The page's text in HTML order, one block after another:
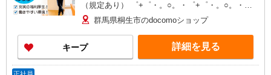
（規定あり） ゜+゜・。○。・゜+゜・。○。・゜
+゜ 入社祝い金10万円支給(規定有) お友達を紹介
頂くと, インセンティブ支給(規定有) ★月2回払
い・週払い可能（規程有）★ ゜・。○。・゜
+゜・。○。・゜+゜
群馬県桐生市のdocomoショップ
キープ 詳細を見る